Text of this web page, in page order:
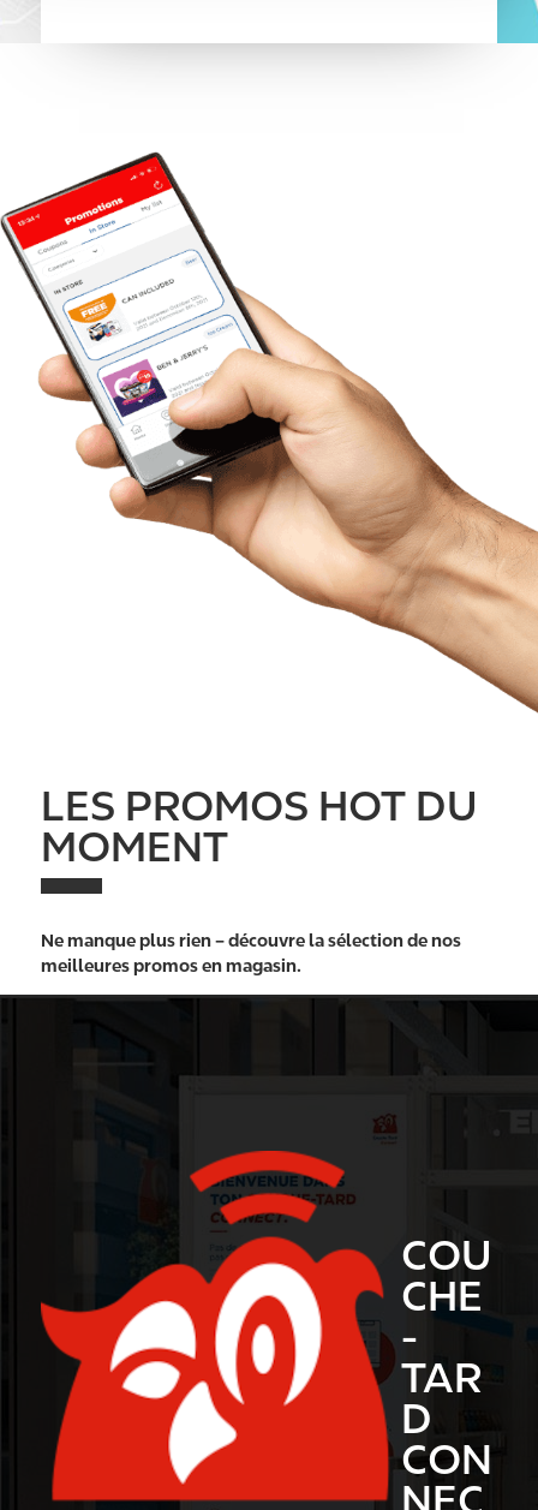
LES PROMOS HOT DU
MOMENT
Ne manque plus rien – découvre la sélection de nos
meilleures promos en magasin.
COU
CHE
-
TAR
D
CON
NEC